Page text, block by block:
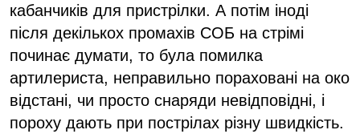
кабанчиків для пристрілки. А потім іноді
після декількох промахів СОБ на стрімі
починає думати, то була помилка
артилериста, неправильно пораховані на око
відстані, чи просто снаряди невідповідні, і
пороху дають при пострілах різну швидкість.